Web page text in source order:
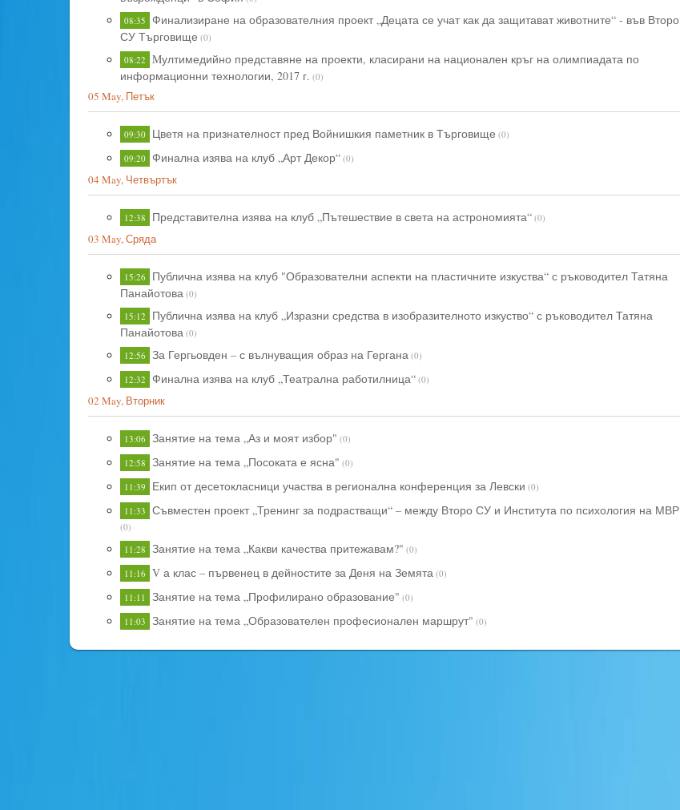
08:35 Финализиране на образователния проект „Децата се учат как да защитават животните“ - във Второ
СУ Търговище (0)
08:22 Mултимедийно представяне на проекти, класирани на национален кръг на олимпиадата по
информационни технологии, 2017 г. (0)
05 May, Петък
09:30 Цветя на признателност пред Войнишкия паметник в Търговище (0)
09:20 Финална изява на клуб „Арт Декор“ (0)
04 May, Четвъртък
12:38 Представителна изява на клуб „Пътешествие в света на астрономията“ (0)
03 May, Сряда
15:26
Публична изява на клуб "Образователни аспекти на пластичните изкуства“ с ръководител Татяна
Панайотова (0)
15:12
Публична изява на клуб „Изразни средства в изобразителното изкуство“ с ръководител Татяна
Панайотова (0)
12:56 За Гергьовден – с вълнуващия образ на Гергана (0)
12:32 Финална изява на клуб „Театрална работилница“ (0)
02 May, Вторник
13:06 Занятие на тема „Аз и моят избор" (0)
12:58 Занятие на тема „Посоката е ясна" (0)
11:39
Екип от десетокласници участва в регионална конференция за Левски (0)
11:33 Съвместен проект „Тренинг за подрастващи“ – между Второ СУ и Института по психология на МВР
(0)
11:28 Занятие на тема „Какви качества притежавам?" (0)
11:16 V а клас – първенец в дейностите за Деня на Земята (0)
11:11
Занятие на тема „Профилирано образование" (0)
11:03 Занятие на тема „Образователен професионален маршрут" (0)